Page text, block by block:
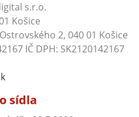
s.r.o.
Košice
2, 040 01 Košice
IČ DPH: SK2120142167
sídla